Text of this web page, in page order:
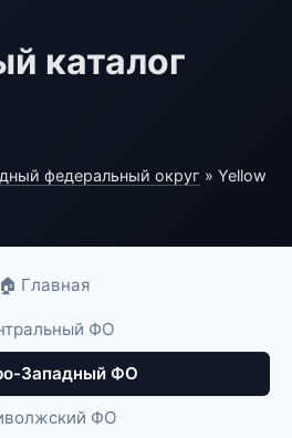
каталог
федеральный округ » Yellow
🏠 Главная
ФО
Западный ФО
ФО